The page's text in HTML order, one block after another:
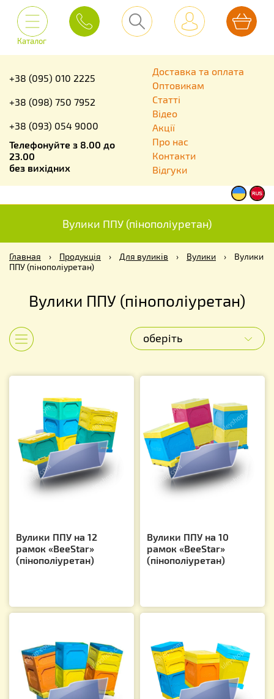
Каталог
+38 (095) 010 2225
+38 (098) 750 7952
+38 (093) 054 9000
Телефонуйте з 8.00 до
23.00
без вихідних
Доставка та оплата
Оптовикам
Статті
Відео
Акції
Про нас
Контакти
Відгуки
Вулики ППУ (пінополіуретан)
Главная › Продукція › Для вуликів › Вулики ›
Вулики
ППУ (пінополіуретан)
Вулики ППУ (пінополіуретан)
оберіть
Вулики ППУ на 12
рамок «BeeStar»
(пінополіуретан)
Вулики ППУ на 10
рамок «BeeStar»
(пінополіуретан)